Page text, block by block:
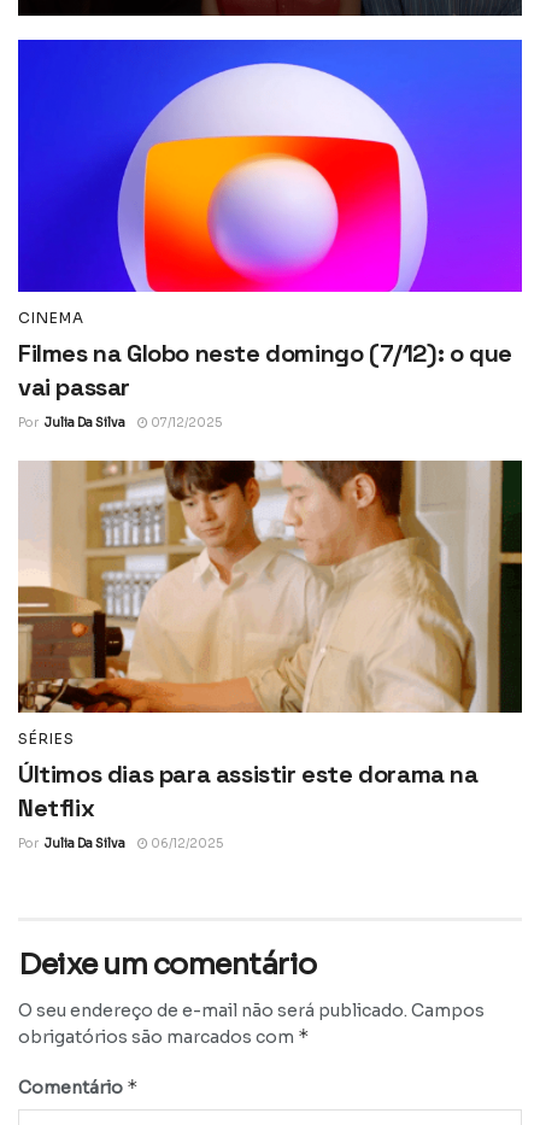
CINEMA
Filmes na Globo neste domingo (7/12): o que
vai passar
Por Julia Da Silva 07/12/2025
SÉRIES
Últimos dias para assistir este dorama na
Netflix
Por Julia Da Silva 06/12/2025
Deixe um comentário
O seu endereço de e-mail não será publicado. Campos
obrigatórios são marcados com *
Comentário *